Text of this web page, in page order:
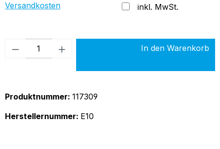
Versandkosten
inkl. MwSt.
Produkt Anzahl: Gib den gewünschten
In den Warenkorb
Produktnummer: 117309
Herstellernummer: E10